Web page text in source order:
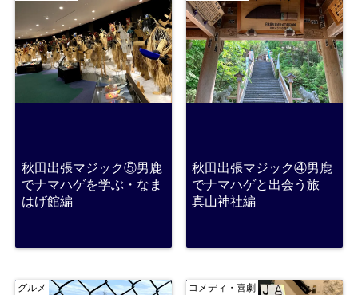
秋田出張マジック⑤男鹿
でナマハゲを学ぶ・なま
はげ館編
秋田出張マジック④男鹿
でナマハゲと出会う旅
真山神社編
グルメ コメディ・喜劇